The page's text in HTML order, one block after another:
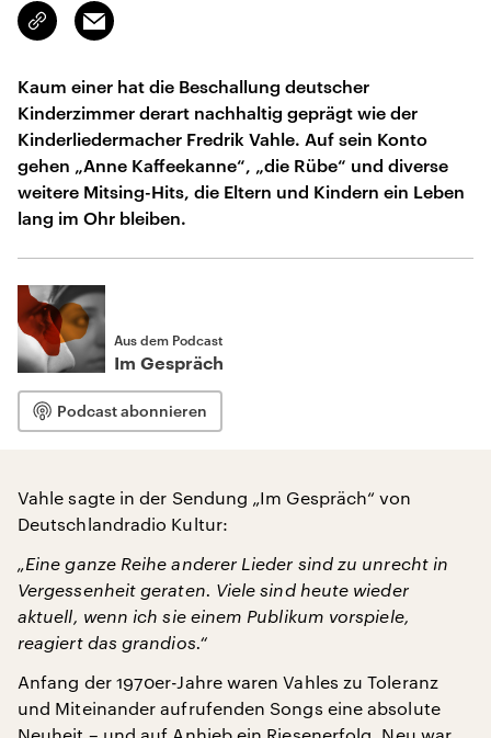
Link
kopieren/teilen
Email
Kaum einer hat die Beschallung deutscher
Kinderzimmer derart nachhaltig geprägt wie der
Kinderliedermacher Fredrik Vahle. Auf sein Konto
gehen „Anne Kaffeekanne“, „die Rübe“ und diverse
weitere Mitsing-Hits, die Eltern und Kindern ein Leben
lang im Ohr bleiben.
Aus dem Podcast
Im Gespräch
Podcast abonnieren
Vahle sagte in der Sendung „Im Gespräch“ von
Deutschlandradio Kultur:
„Eine ganze Reihe anderer Lieder sind zu unrecht in
Vergessenheit geraten. Viele sind heute wieder
aktuell, wenn ich sie einem Publikum vorspiele,
reagiert das grandios.“
Anfang der 1970er-Jahre waren Vahles zu Toleranz
und Miteinander aufrufenden Songs eine absolute